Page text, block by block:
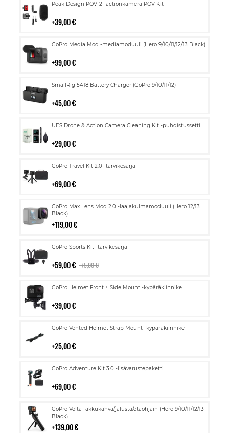
Peak Design POV-2 -actionkamera POV Kit
39,00 €
Lisää
GoPro Media Mod -mediamoduuli (Hero 9/10/11/12/13 Black)
99,00 €
Lisää
SmallRig 5418 Battery Charger (GoPro 9/10/11/12)
45,00 €
Lisää
UES Drone & Action Camera Cleaning Kit -puhdistussetti
29,00 €
Lisää
GoPro Travel Kit 2.0 -tarvikesarja
69,00 €
Lisää
GoPro Max Lens Mod 2.0 -laajakulmamoduuli (Hero 12/13
Black)
119,00 €
Lisää
ostoskoriin
GoPro Sports Kit -tarvikesarja
59,00 € 75,00 €
Lisää
GoPro Helmet Front + Side Mount -kypäräkiinnike
39,00 €
Lisää
GoPro Vented Helmet Strap Mount -kypäräkiinnike
25,00 €
Lisää
GoPro Adventure Kit 3.0 -lisävarustepaketti
69,00 €
Lisää
GoPro Volta -akkukahva/jalusta/etäohjain (Hero 9/10/11/12/13
Black)
139,00 €
Lisää
ostoskoriin